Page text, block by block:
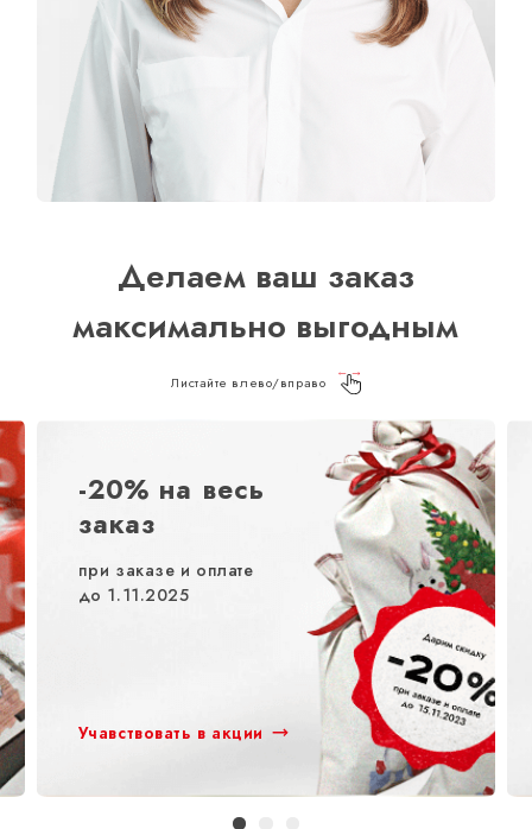
Делаем ваш заказ
максимально выгодным
Листайте влево/вправо
-20% на весь
заказ
при заказе и оплате
до 1.11.2025
Учавствовать в акции